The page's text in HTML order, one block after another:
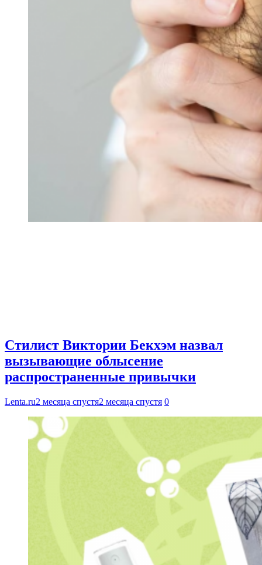
Стилист Виктории Бекхэм назвал
вызывающие облысение
распространенные привычки
Lenta.ru2 месяца спустя2 месяца спустя 0